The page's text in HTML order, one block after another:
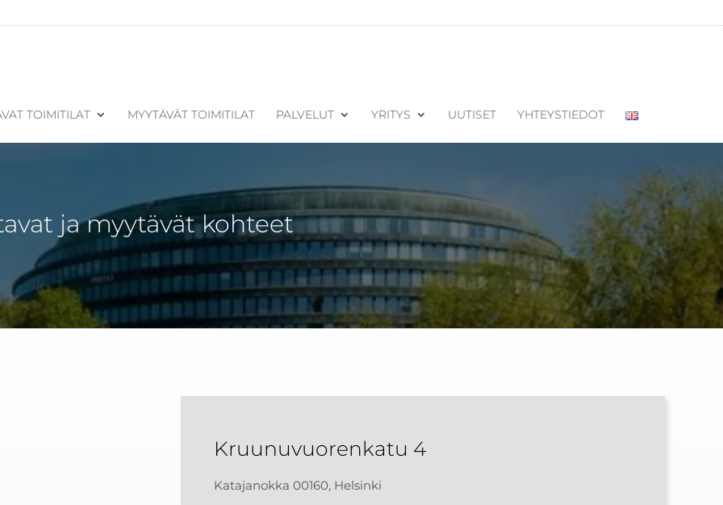
TOIMITILAT MYYTÄVÄT TOIMITILAT PALVELUT YRITYS UUTISET YHTEYSTIEDOT
ja myytävät kohteet
Kruunuvuorenkatu 4
Katajanokka 00160, Helsinki